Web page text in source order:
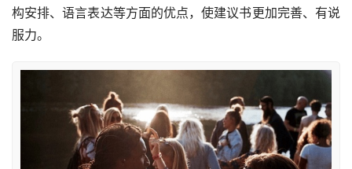
构安排、语言表达等方面的优点，使建议书更加完善、有说
服力。